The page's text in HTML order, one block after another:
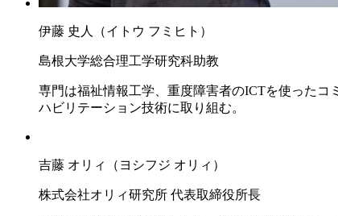
伊藤 史人（イトウ フミヒト）
島根大学総合理工学研究科助教
専門は福祉情報工学、重度障害者のICTを使った
ハビリテーション技術に取り組む。
吉藤 オリィ（ヨシフジ オリィ）
株式会社オリィ研究所 代表取締役所長